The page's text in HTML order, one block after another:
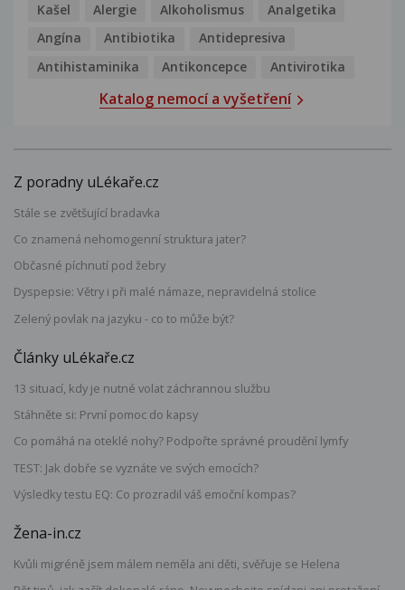
Kašel Alergie Alkoholismus
Analgetika
Angína
Antibiotika
Antidepresiva
Antihistaminika
Antikoncepce Antivirotika
Katalog nemocí a vyšetření
Z poradny uLékaře.cz
Stále se zvětšující bradavka
Co znamená nehomogenní struktura jater?
Občasné píchnutí pod žebry
Dyspepsie: Větry i při malé námaze, nepravidelná stolice
Zelený povlak na jazyku - co to může být?
Články uLékaře.cz
13 situací, kdy je nutné volat záchrannou službu
Stáhněte si: První pomoc do kapsy
Co pomáhá na oteklé nohy? Podpořte správné proudění lymfy
TEST: Jak dobře se vyznáte ve svých emocích?
Výsledky testu EQ: Co prozradil váš emoční kompas?
Žena-in.cz
Kvůli migréně jsem málem neměla ani děti, svěřuje se Helena